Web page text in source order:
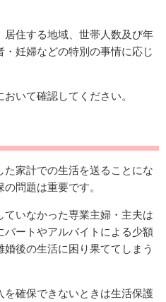
住する地域、世帯人数及び年
妊婦などの特別の事情に応じ
いて確認してください。
家計での生活を送ることにな
問題は重要です。
いなかった専業主婦・主夫は
パートやアルバイトによる少額
後の生活に困り果ててしまう
を確保できないときは生活保護